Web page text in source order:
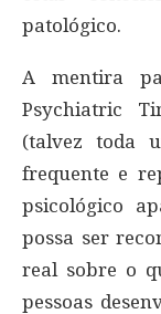
patológico.
A mentira
Psychiatric
(talvez toda
frequente e
psicológico
possa ser
real sobre o
pessoas